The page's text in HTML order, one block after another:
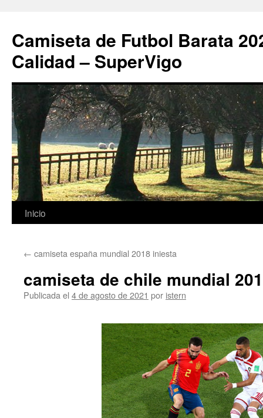
Camiseta de Futbol Barata
Calidad – SuperVigo
Saltar
contenido
Inicio
← camiseta españa mundial 2018 iniesta
camiseta de chile mundial
Publicada el 4 de agosto de 2021 por istern